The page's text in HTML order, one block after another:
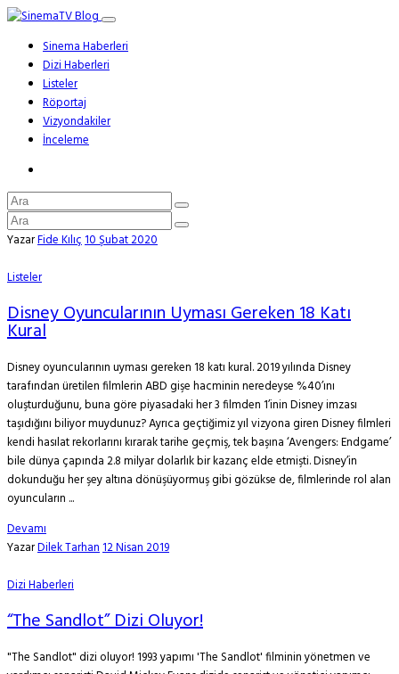
Sinema Haberleri
Dizi Haberleri
Listeler
Röportaj
Vizyondakiler
İnceleme
YazarFide Kılıç10 Şubat 2020
Listeler
Disney Oyuncularının Uyması Gereken 18 Katı
Kural
Disney oyuncularının uyması gereken 18 katı kural. 2019 yılında Disney
tarafından üretilen filmlerin ABD gişe hacminin neredeyse %40’ını
oluşturduğunu, buna göre piyasadaki her 3 filmden 1’inin Disney imzası
taşıdığını biliyor muydunuz? Ayrıca geçtiğimiz yıl vizyona giren Disney filmleri
kendi hasılat rekorlarını kırarak tarihe geçmiş, tek başına ‘Avengers: Endgame’
bile dünya çapında 2.8 milyar dolarlık bir kazanç elde etmişti. Disney’in
dokunduğu her şey altına dönüşüyormuş gibi gözükse de, filmlerinde rol alan
oyuncuların ...
Devamı
YazarDilek Tarhan12 Nisan 2019
Dizi Haberleri
“The Sandlot” Dizi Oluyor!
"The Sandlot" dizi oluyor! 1993 yapımı 'The Sandlot' filminin yönetmen ve